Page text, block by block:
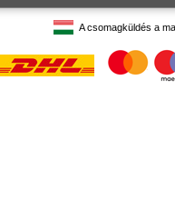
A csomagküldés a